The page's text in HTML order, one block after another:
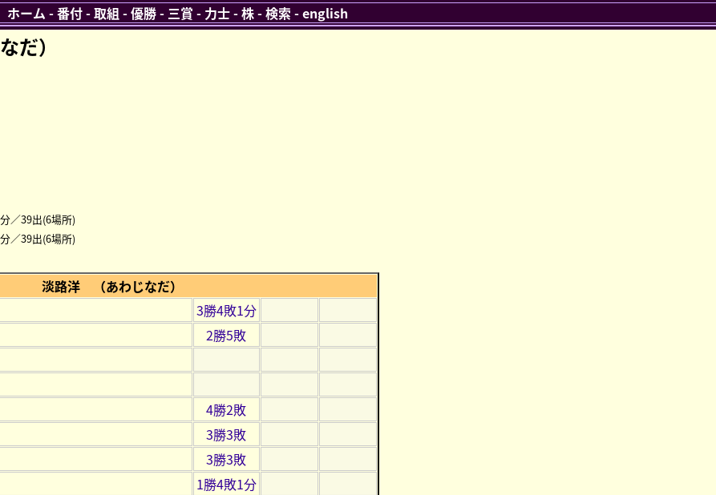
だ）
／39出(6場所)
／39出(6場所)
淡路洋 （あわじなだ）
3勝4敗1分
2勝5敗
4勝2敗
3勝3敗
3勝3敗
1勝4敗1分
ホーム -番付-取組 -優勝- 三賞 - 力士-株-検索 -english